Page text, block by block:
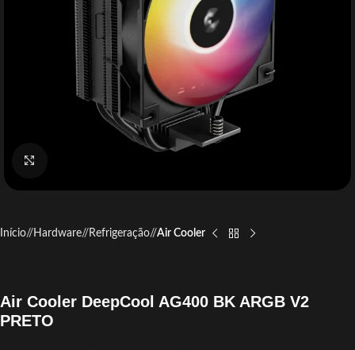
Início/ Hardware/ Refrigeração/ Air Cooler
Air Cooler DeepCool AG400 BK ARGB V2
PRETO